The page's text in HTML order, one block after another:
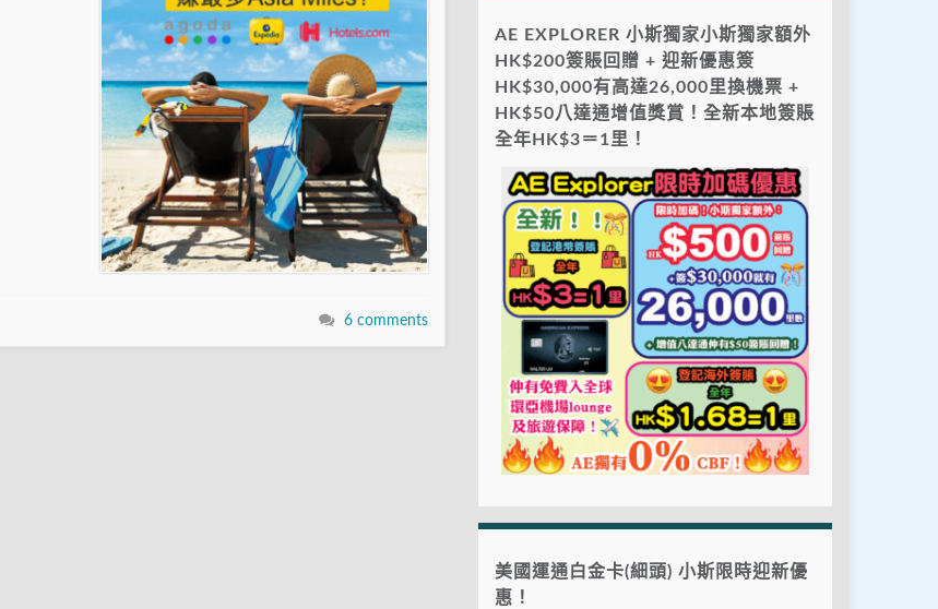
6 comments
AE EXPLORER 小斯獨家小斯獨家額外
HK$200簽賬回贈 + 迎新優惠簽
HK$30,000有高達26,000里換機票 +
HK$50八達通增值獎賞！全新本地簽賬
全年HK$3＝1里！
美國運通白金卡(細頭) 小斯限時迎新優
惠！